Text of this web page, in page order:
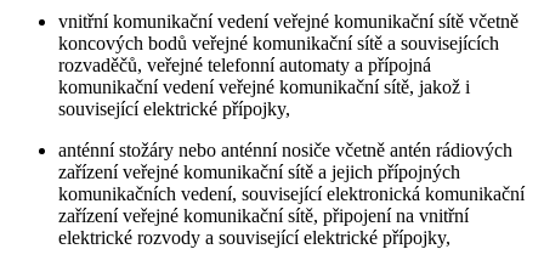
vnitřní komunikační vedení veřejné komunikační sítě včetně
koncových bodů veřejné komunikační sítě a souvisejících
rozvaděčů, veřejné telefonní automaty a přípojná
komunikační vedení veřejné komunikační sítě, jakož i
související elektrické přípojky,
anténní stožáry nebo anténní nosiče včetně antén rádiových
zařízení veřejné komunikační sítě a jejich přípojných
komunikačních vedení, související elektronická komunikační
zařízení veřejné komunikační sítě, připojení na vnitřní
elektrické rozvody a související elektrické přípojky,